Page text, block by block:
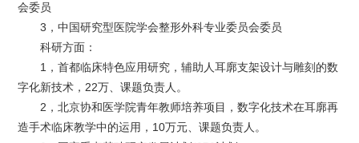
会委员
3，中国研究型医院学会整形外科专业委员会委员
科研方面：
1，首都临床特色应用研究，辅助人耳廓支架设计与雕刻的数
字化新技术，22万、课题负责人。
2，北京协和医学院青年教师培养项目，数字化技术在耳廓再
造手术临床教学中的运用，10万元、课题负责人。